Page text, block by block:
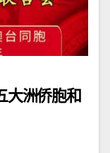
大洲侨胞和